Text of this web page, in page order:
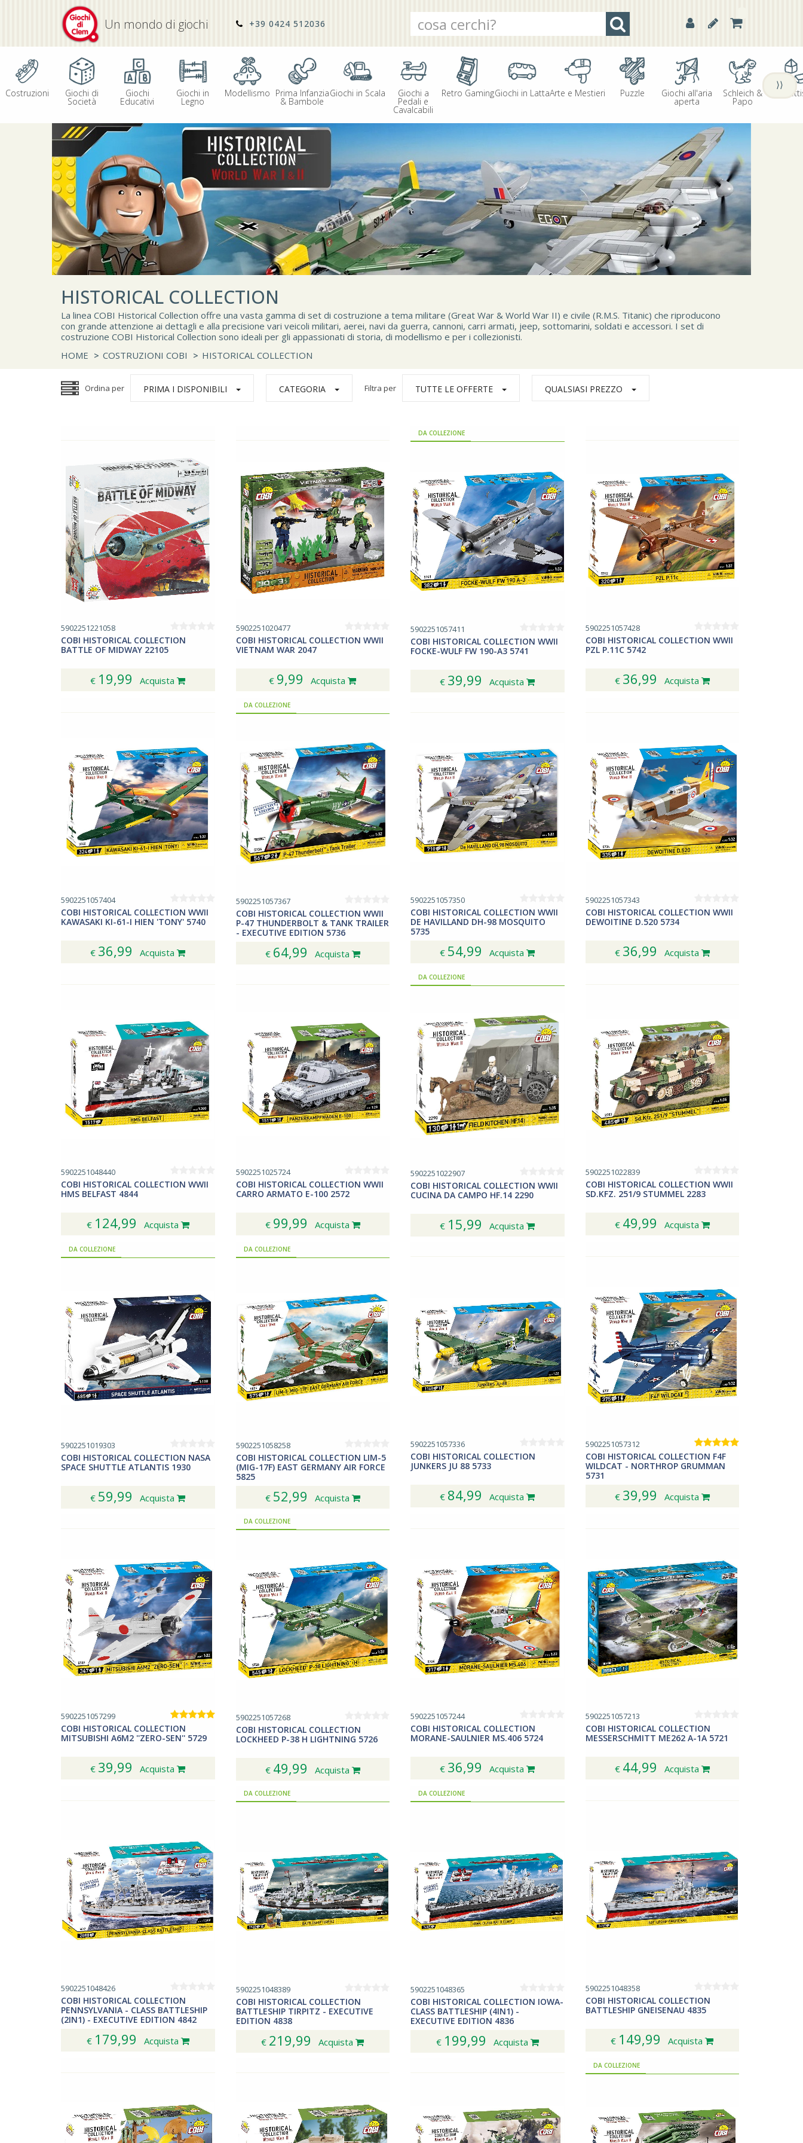
Un mondo di giochi +39 0424 512036
Costruzioni Giochi di
Società
Giochi
Educativi
Giochi in
Legno
Modellismo Prima Infanzia
& Bambole
Giochi in Scala Giochi a
Pedali e
Cavalcabili
Retro GamingGiochi in LattaArte e Mestieri Puzzle Giochi all'aria
aperta
Schleich &
Papo
⟩⟩
HISTORICAL COLLECTION
La linea COBI Historical Collection offre una vasta gamma di set di costruzione a tema militare (Great War & World War II) e civile (R.M.S. Titanic) che riproducono
con grande attenzione ai dettagli e alla precisione vari veicoli militari, aerei, navi da guerra, cannoni, carri armati, jeep, sottomarini, soldati e accessori. I set di
costruzione COBI Historical Collection sono ideali per gli appassionati di storia, di modellismo e per i collezionisti.
HOME > COSTRUZIONI COBI > HISTORICAL COLLECTION
Ordina per PRIMA I DISPONIBILI CATEGORIA Filtra per TUTTE LE OFFERTE QUALSIASI PREZZO
5902251221058
COBI HISTORICAL COLLECTION
BATTLE OF MIDWAY 22105
€ 19,99 Acquista
5902251020477
COBI HISTORICAL COLLECTION WWII
VIETNAM WAR 2047
€ 9,99 Acquista
DA COLLEZIONE
5902251057411
COBI HISTORICAL COLLECTION WWII
FOCKE-WULF FW 190-A3 5741
€ 39,99 Acquista
5902251057428
COBI HISTORICAL COLLECTION WWII
PZL P.11C 5742
€ 36,99 Acquista
5902251057404
COBI HISTORICAL COLLECTION WWII
KAWASAKI KI-61-I HIEN 'TONY' 5740
€ 36,99 Acquista
DA COLLEZIONE
5902251057367
COBI HISTORICAL COLLECTION WWII
P-47 THUNDERBOLT & TANK TRAILER
- EXECUTIVE EDITION 5736
€ 64,99 Acquista
5902251057350
COBI HISTORICAL COLLECTION WWII
DE HAVILLAND DH-98 MOSQUITO
5735
€ 54,99 Acquista
5902251057343
COBI HISTORICAL COLLECTION WWII
DEWOITINE D.520 5734
€ 36,99 Acquista
5902251048440
COBI HISTORICAL COLLECTION WWII
HMS BELFAST 4844
€ 124,99 Acquista
5902251025724
COBI HISTORICAL COLLECTION WWII
CARRO ARMATO E-100 2572
€ 99,99 Acquista
DA COLLEZIONE
5902251022907
COBI HISTORICAL COLLECTION WWII
CUCINA DA CAMPO HF.14 2290
€ 15,99 Acquista
5902251022839
COBI HISTORICAL COLLECTION WWII
SD.KFZ. 251/9 STUMMEL 2283
€ 49,99 Acquista
DA COLLEZIONE
5902251019303
COBI HISTORICAL COLLECTION NASA
SPACE SHUTTLE ATLANTIS 1930
€ 59,99 Acquista
DA COLLEZIONE
5902251058258
COBI HISTORICAL COLLECTION LIM-5
(MIG-17F) EAST GERMANY AIR FORCE
5825
€ 52,99 Acquista
5902251057336
COBI HISTORICAL COLLECTION
JUNKERS JU 88 5733
€ 84,99 Acquista
5902251057312
COBI HISTORICAL COLLECTION F4F
WILDCAT - NORTHROP GRUMMAN
5731
€ 39,99 Acquista
5902251057299
COBI HISTORICAL COLLECTION
MITSUBISHI A6M2 ''ZERO-SEN'' 5729
€ 39,99 Acquista
DA COLLEZIONE
5902251057268
COBI HISTORICAL COLLECTION
LOCKHEED P-38 H LIGHTNING 5726
€ 49,99 Acquista
5902251057244
COBI HISTORICAL COLLECTION
MORANE-SAULNIER MS.406 5724
€ 36,99 Acquista
5902251057213
COBI HISTORICAL COLLECTION
MESSERSCHMITT ME262 A-1A 5721
€ 44,99 Acquista
5902251048426
COBI HISTORICAL COLLECTION
PENNSYLVANIA - CLASS BATTLESHIP
(2IN1) - EXECUTIVE EDITION 4842
€ 179,99 Acquista
DA COLLEZIONE
5902251048389
COBI HISTORICAL COLLECTION
BATTLESHIP TIRPITZ - EXECUTIVE
EDITION 4838
€ 219,99 Acquista
DA COLLEZIONE
5902251048365
COBI HISTORICAL COLLECTION IOWA-
CLASS BATTLESHIP (4IN1) -
EXECUTIVE EDITION 4836
€ 199,99 Acquista
5902251048358
COBI HISTORICAL COLLECTION
BATTLESHIP GNEISENAU 4835
€ 149,99 Acquista
DA COLLEZIONE